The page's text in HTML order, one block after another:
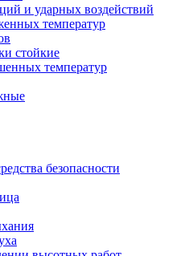
и ударных воздействий
температур
стойкие
температур
безопасности